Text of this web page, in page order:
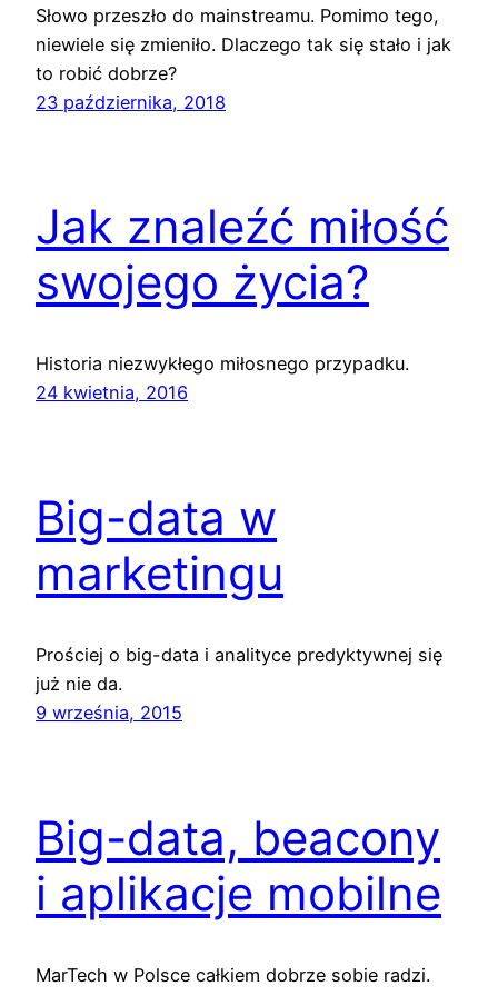
Słowo przeszło do mainstreamu. Pomimo tego,
niewiele się zmieniło. Dlaczego tak się stało i jak
to robić dobrze?
23 października, 2018
Jak znaleźć miłość
swojego życia?
Historia niezwykłego miłosnego przypadku.
24 kwietnia, 2016
Big-data w
marketingu
Prościej o big-data i analityce predyktywnej się
już nie da.
9 września, 2015
Big-data, beacony
i aplikacje mobilne
MarTech w Polsce całkiem dobrze sobie radzi.